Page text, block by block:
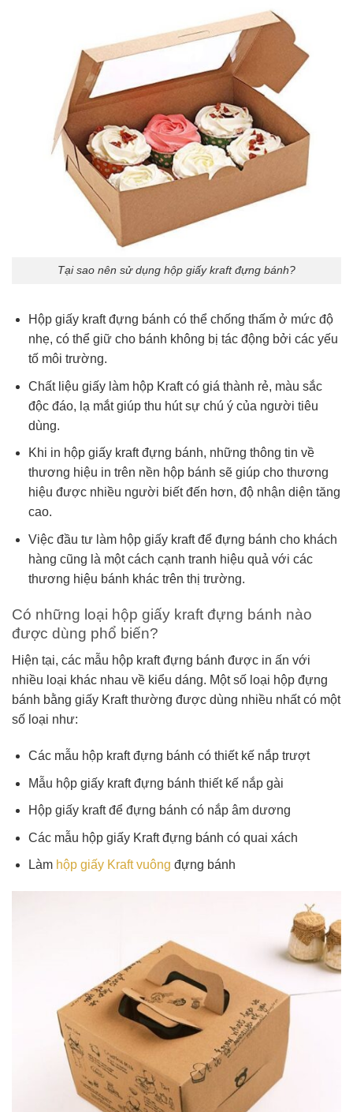
Tại sao nên sử dụng hộp giấy kraft đựng bánh?
Hộp giấy kraft đựng bánh có thể chống thấm ở mức độ
nhẹ, có thể giữ cho bánh không bị tác động bởi các yếu
tố môi trường.
Chất liệu giấy làm hộp Kraft có giá thành rẻ, màu sắc
độc đáo, lạ mắt giúp thu hút sự chú ý của người tiêu
dùng.
Khi in hộp giấy kraft đựng bánh, những thông tin về
thương hiệu in trên nền hộp bánh sẽ giúp cho thương
hiệu được nhiều người biết đến hơn, độ nhận diện tăng
cao.
Việc đầu tư làm hộp giấy kraft để đựng bánh cho khách
hàng cũng là một cách cạnh tranh hiệu quả với các
thương hiệu bánh khác trên thị trường.
Có những loại hộp giấy kraft đựng bánh nào
được dùng phổ biến?
Hiện tại, các mẫu hộp kraft đựng bánh được in ấn với
nhiều loại khác nhau về kiểu dáng. Một số loại hộp đựng
bánh bằng giấy Kraft thường được dùng nhiều nhất có một
số loại như:
Các mẫu hộp kraft đựng bánh có thiết kế nắp trượt
Mẫu hộp giấy kraft đựng bánh thiết kế nắp gài
Hộp giấy kraft để đựng bánh có nắp âm dương
Các mẫu hộp giấy Kraft đựng bánh có quai xách
Làm hộp giấy Kraft vuông đựng bánh